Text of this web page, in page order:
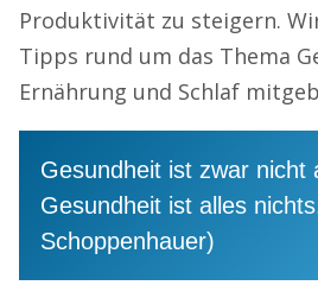
Produktivität zu steigern.
Tipps rund um das Thema
Ernährung und Schlaf
Gesundheit ist zwar nicht
Gesundheit ist alles
Schoppenhauer)